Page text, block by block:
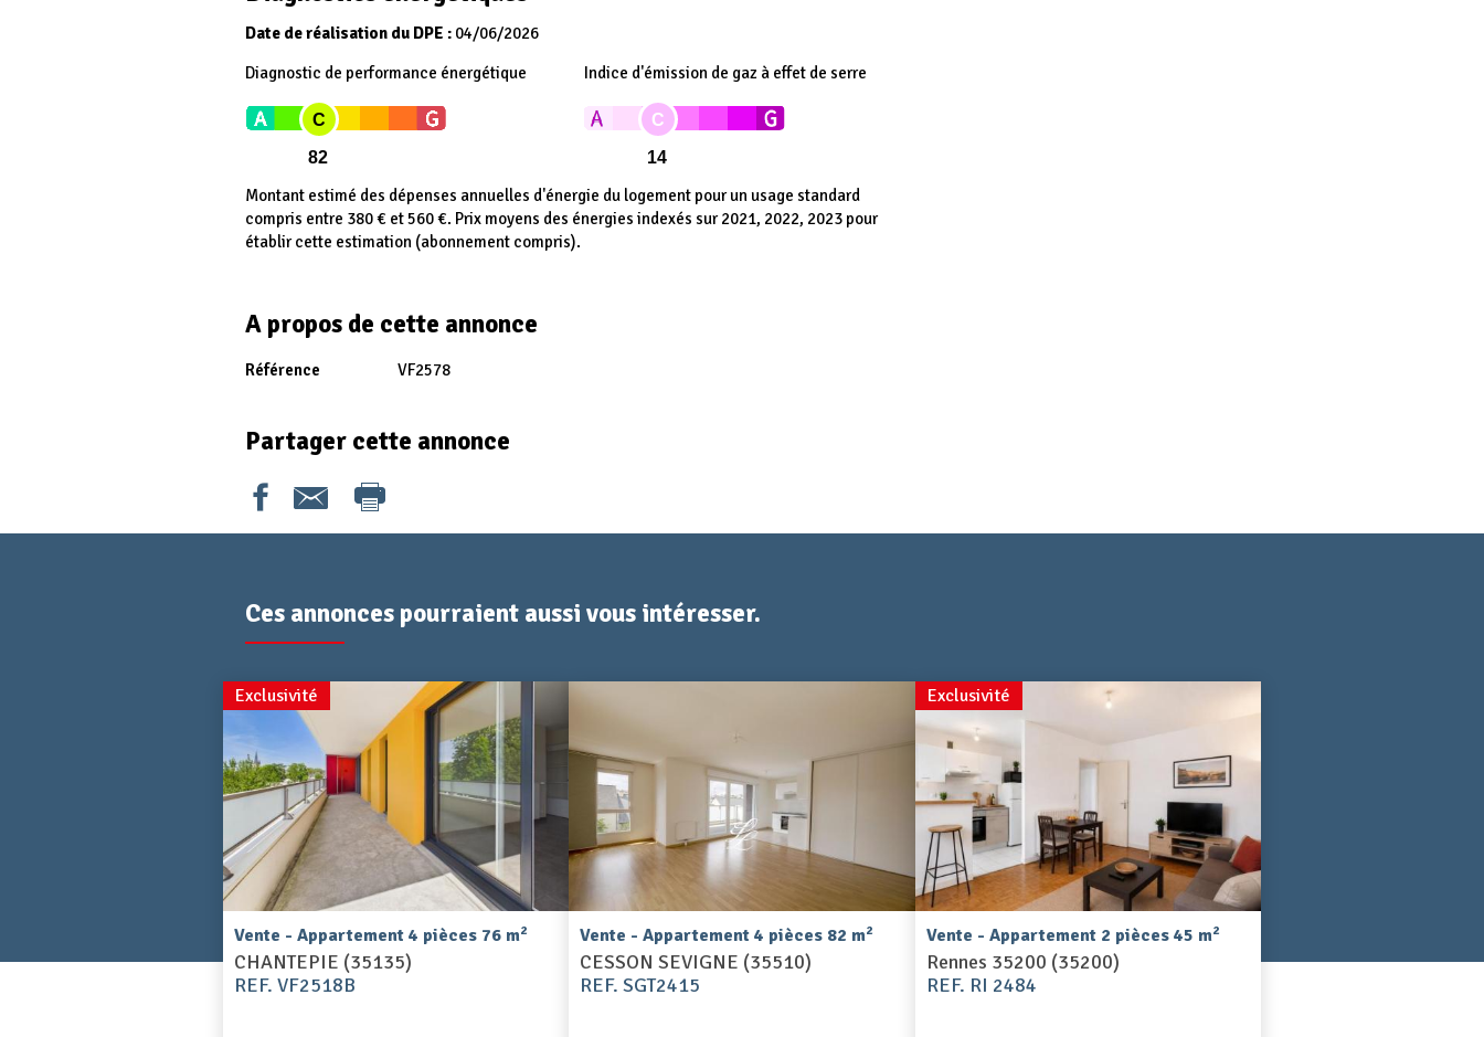
Date de réalisation du DPE : 04/06/2026
Diagnostic de performance énergétique
C
82
Indice d'émission de gaz à effet de serre
C
14
Montant estimé des dépenses annuelles d'énergie du logement pour un usage standard
compris entre 380 € et 560 €. Prix moyens des énergies indexés sur 2021, 2022, 2023 pour
établir cette estimation (abonnement compris).
A propos de cette annonce
Référence VF2578
Partager cette annonce
Ces annonces pourraient aussi vous intéresser.
Exclusivité
Vente - Appartement 4 pièces 76 m2
CHANTEPIE (35135)
REF. VF2518B
Vente - Appartement 4 pièces 82 m2
CESSON SEVIGNE (35510)
REF. SGT2415
Exclusivité
Vente - Appartement 2 pièces 45 m2
Rennes 35200 (35200)
REF. RI 2484